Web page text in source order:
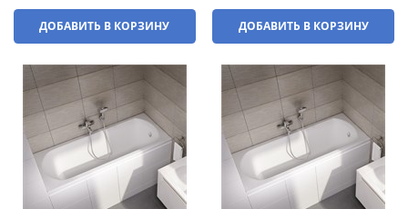
ДОБАВИТЬ В КОРЗИНУ ДОБАВИТЬ В КОРЗИНУ